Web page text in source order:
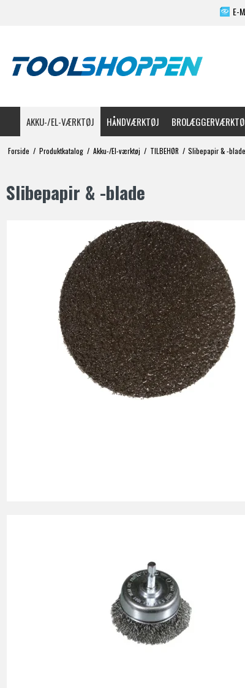
E-
AKKU-/EL-VÆRKTØJ HÅNDVÆRKTØJ
Forside / Produktkatalog / Akku-/El-værktøj / TILBEHØR / Slibepapir & -blade
Slibepapir & -blade